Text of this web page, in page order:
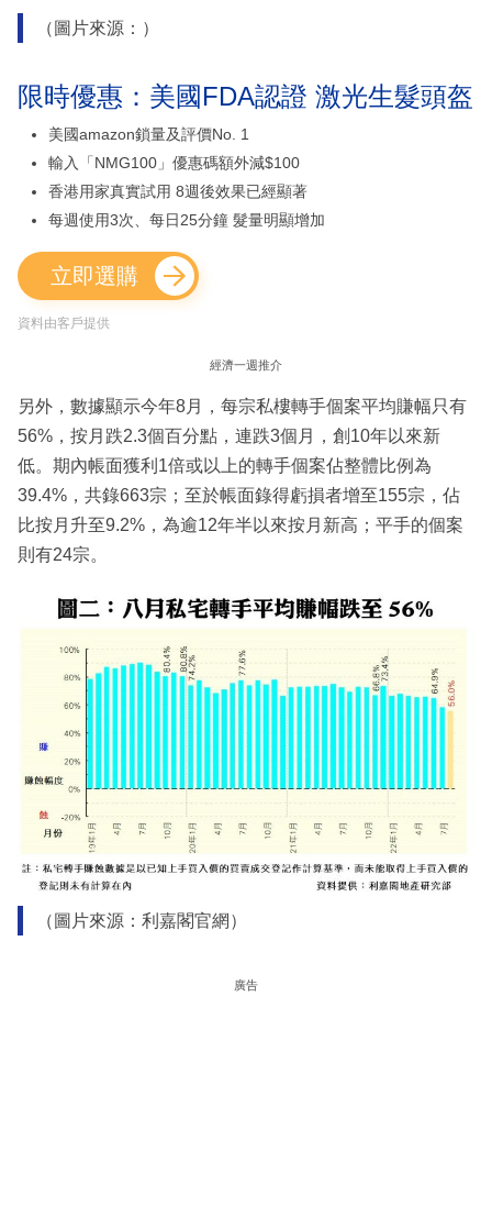
（圖片來源：）
限時優惠：美國FDA認證 激光生髮頭盔
美國amazon鎖量及評價No. 1
輸入「NMG100」優惠碼額外減$100
香港用家真實試用 8週後效果已經顯著
每週使用3次、每日25分鐘 髮量明顯增加
立即選購
資料由客戶提供
經濟一週推介
另外，數據顯示今年8月，每宗私樓轉手個案平均賺幅只有
56%，按月跌2.3個百分點，連跌3個月，創10年以來新
低。期內帳面獲利1倍或以上的轉手個案佔整體比例為
39.4%，共錄663宗；至於帳面錄得虧損者增至155宗，佔
比按月升至9.2%，為逾12年半以來按月新高；平手的個案
則有24宗。
（圖片來源：利嘉閣官網）
廣告